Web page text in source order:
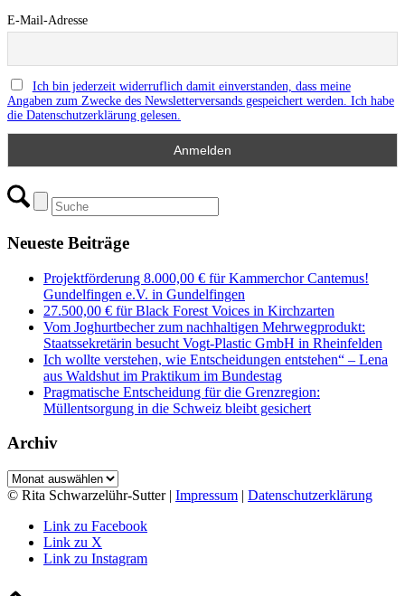
E-Mail-Adresse
Ich bin jederzeit widerruflich damit einverstanden, dass meine
Angaben zum Zwecke des Newsletterversands gespeichert werden. Ich habe
die Datenschutzerklärung gelesen.
Neueste Beiträge
Projektförderung 8.000,00 € für Kammerchor Cantemus!
Gundelfingen e.V. in Gundelfingen
27.500,00 € für Black Forest Voices in Kirchzarten
Vom Joghurtbecher zum nachhaltigen Mehrwegprodukt:
Staatssekretärin besucht Vogt-Plastic GmbH in Rheinfelden
Ich wollte verstehen, wie Entscheidungen entstehen“ – Lena
aus Waldshut im Praktikum im Bundestag
Pragmatische Entscheidung für die Grenzregion:
Müllentsorgung in die Schweiz bleibt gesichert
Archiv
Archiv
© Rita Schwarzelühr-Sutter | Impressum | Datenschutzerklärung
Link zu Facebook
Link zu X
Link zu Instagram